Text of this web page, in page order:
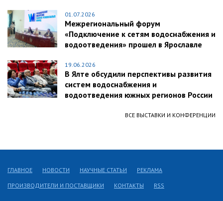
01.07.2026
Межрегиональный форум
«Подключение к сетям водоснабжения и
водоотведения» прошел в Ярославле
19.06.2026
В Ялте обсудили перспективы развития
систем водоснабжения и
водоотведения южных регионов России
ВСЕ ВЫСТАВКИ И КОНФЕРЕНЦИИ
ГЛАВНОЕ НОВОСТИ НАУЧНЫЕ СТАТЬИ РЕКЛАМА
ПРОИЗВОДИТЕЛИ И ПОСТАВЩИКИ КОНТАКТЫ RSS